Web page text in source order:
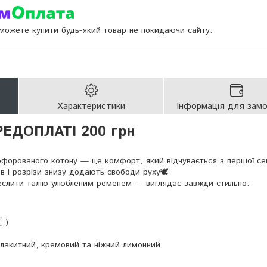
можете купити будь-який товар не покидаючи сайту.
Характеристики Інформація для
200 грн
котону — це комфорт, який відчувається з першої
і розрізи знизу додають свободи руху🕊️
талію улюбленим ременем — виглядає завжди стильно.
)
кремовий та ніжний лимонний